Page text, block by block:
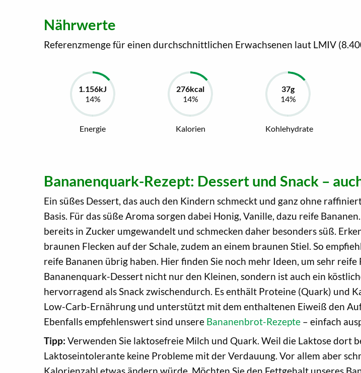
Nährwerte
Referenzmenge für einen durchschnittlichen Erwachsenen laut LMIV
Energie Kalorien Kohlehydrate
Bananenquark-Rezept: Dessert und Snack –
Ein süßes Dessert, das auch den Kindern schmeckt und ganz ohne
Basis. Für das süße Aroma sorgen dabei Honig, Vanille, dazu reife
bereits in Zucker umgewandelt und schmecken daher besonders süß.
braunen Flecken auf der Schale, zudem an einem braunen Stiel. So
reife Bananen übrig haben. Hier finden Sie noch mehr Ideen, um sehr
Bananenquark-Dessert nicht nur den Kleinen, sondern ist auch ein
hervorragend als Snack zwischendurch. Es enthält Proteine (Quark) und
Low-Carb-Ernährung und unterstützt mit dem enthaltenen Eiweiß den
Ebenfalls empfehlenswert sind unsere Bananenbrot-Rezepte – einfach
Tipp: Verwenden Sie laktosefreie Milch und Quark. Weil die Laktose dort
Laktoseintolerante keine Probleme mit der Verdauung. Vor allem aber
Kalorienzahl etwas ändern würde. Möchten Sie den Fettgehalt unseres